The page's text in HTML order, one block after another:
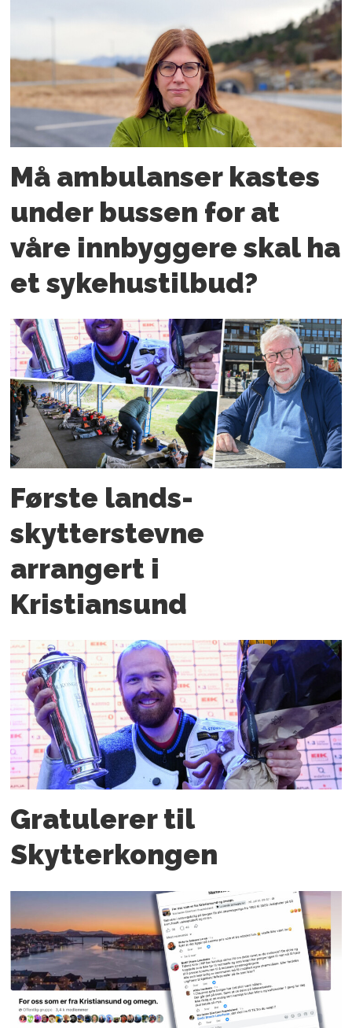
Må ambulanser kastes
under bussen for at
våre innbyggere skal ha
et sykehustilbud?
Første lands­
skytterstevne
arrangert i
Kristiansund
Gratulerer til
Skytterkongen